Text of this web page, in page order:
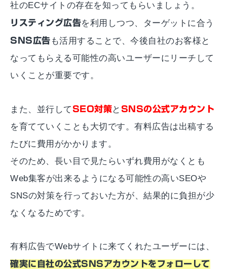
社のECサイトの存在を知ってもらいましょう。
リスティング広告を利用しつつ、ターゲットに合う
SNS広告 も活用することで、今後自社のお客様と
なってもらえる可能性の高いユーザーにリーチして
いくことが重要です。
また、並行して SEO対策と SNSの公式アカウント
を育てていくことも大切です。有料広告は出稿する
たびに費用がかかります。
そのため、長い目で見たらいずれ費用がなくとも
Web集客が出来るようになる可能性の高いSEOや
SNSの対策を行っておいた方が、結果的に負担が少
なくなるためです。
有料広告でWebサイトに来てくれたユーザーには、
確実に自社の公式SNSアカウントをフォローして